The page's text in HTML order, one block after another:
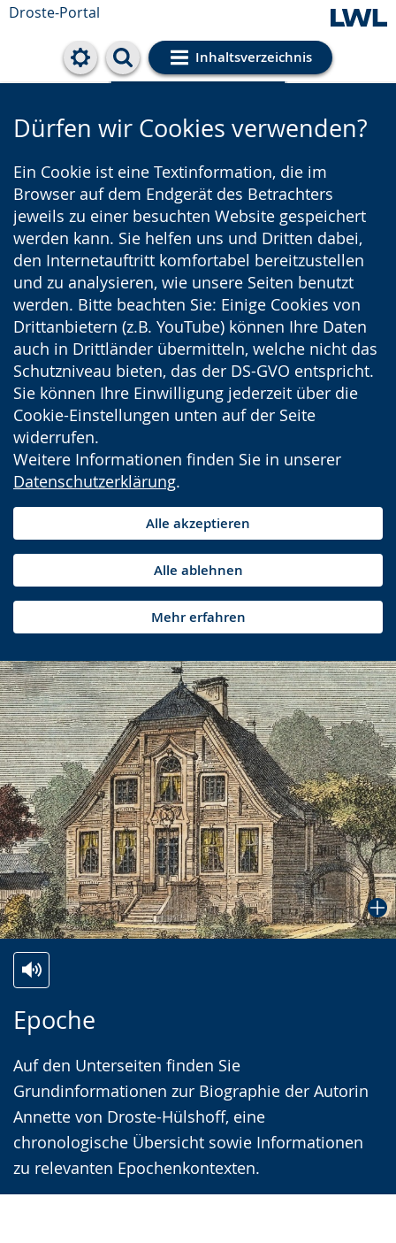
Droste-Portal
Inhaltsverzeichnis
Cookie-Einstellungen
Dürfen wir Cookies verwenden?
Ein Cookie ist eine Textinformation, die im
Browser auf dem Endgerät des Betrachters
jeweils zu einer besuchten Website gespeichert
werden kann. Sie helfen uns und Dritten dabei,
den Internetauftritt komfortabel bereitzustellen
und zu analysieren, wie unsere Seiten benutzt
werden. Bitte beachten Sie: Einige Cookies von
Drittanbietern (z.B. YouTube) können Ihre Daten
auch in Drittländer übermitteln, welche nicht das
Schutzniveau bieten, das der DS-GVO entspricht.
Sie können Ihre Einwilligung jederzeit über die
Cookie-Einstellungen unten auf der Seite
widerrufen.
Weitere Informationen finden Sie in unserer
Datenschutzerklärung.
Alle akzeptieren
Alle ablehnen
Mehr erfahren
Epoche
Auf den Unterseiten finden Sie
Grundinformationen zur Biographie der Autorin
Annette von Droste-Hülshoff, eine
chronologische Übersicht sowie Informationen
zu relevanten Epochenkontexten.
Leichten
wechseln.
Audio-
Video
Deutscher
Gebärdensprache
wird
angezeigt.